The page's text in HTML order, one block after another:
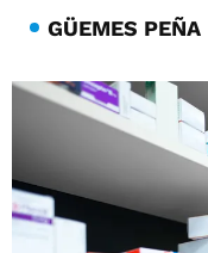
GÜEMES PEÑA